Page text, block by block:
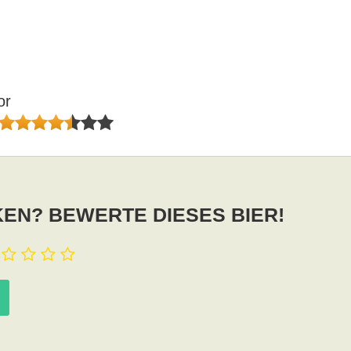
BEWERTE DIESES BIER!